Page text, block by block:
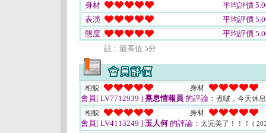
身材
平均評價
表演
平均評價
態度
平均評價
註﹕最高值 5分
相貌 身材
會員[ LV7712939 ] 熹息情報員 的評論： 煮啵，今天休
相貌
身材
會員[ LV4113249 ] 玉人何 的評論： 太完美了！！！ (